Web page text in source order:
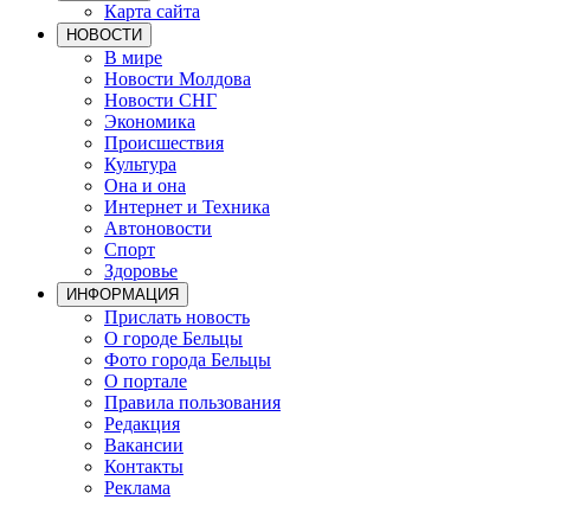
Карта сайта
НОВОСТИ
В мире
Новости Молдова
Новости СНГ
Экономика
Происшествия
Культура
Она и она
Интернет и Техника
Автоновости
Спорт
Здоровье
ИНФОРМАЦИЯ
Прислать новость
О городе Бельцы
Фото города Бельцы
О портале
Правила пользования
Редакция
Вакансии
Контакты
Реклама